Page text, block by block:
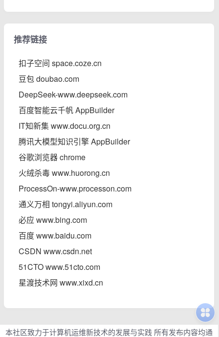
推荐链接
扣子空间 space.coze.cn
豆包 doubao.com
DeepSeek-www.deepseek.com
百度智能云千帆 AppBuilder
IT知新集 www.docu.org.cn
腾讯大模型知识引擎 AppBuilder
谷歌浏览器 chrome
火绒杀毒 www.huorong.cn
ProcessOn-www.processon.com
通义万相 tongyi.aliyun.com
必应 www.bing.com
百度 www.baidu.com
CSDN www.csdn.net
51CTO www.51cto.com
星渡技术网 www.xixd.cn
本社区致力于计算机运维新技术的发展与实践 所有发布内容均通